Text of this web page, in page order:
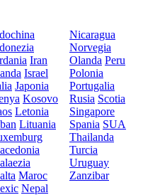
Iran
Israel
Japonia
Kosovo
Letonia
Lituania
Maroc
Nepal
Nicaragua
Norvegia
Olanda Peru
Polonia
Portugalia
Rusia Scotia
Singapore
Spania SUA
Thailanda
Turcia
Uruguay
Zanzibar